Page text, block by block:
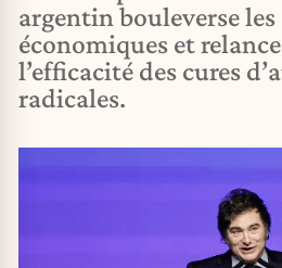
argentin bouleverse
économiques et
l’efficacité des cures
radicales.